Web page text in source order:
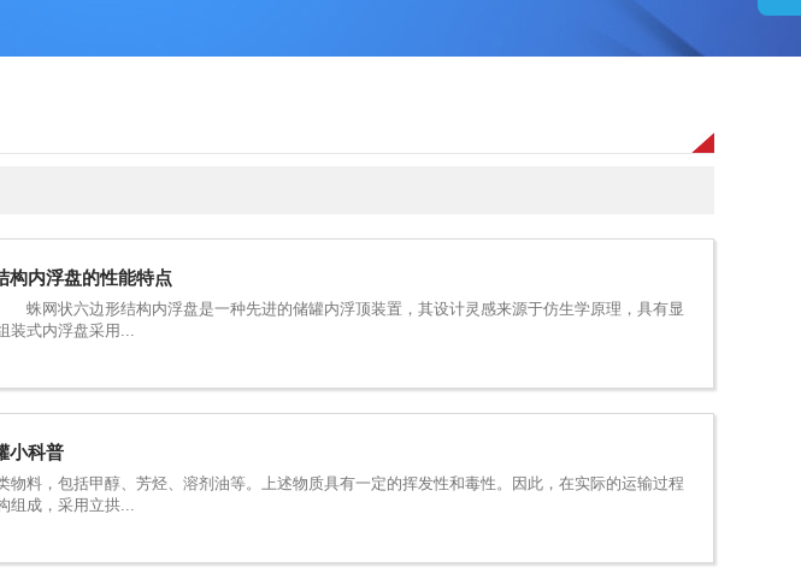
构内浮盘的性能特点
网状六边形结构内浮盘是一种先进的储罐内浮顶装置，其设计灵感来源于仿生学原理，具有显
装式内浮盘采用...
小科普
料，包括甲醇、芳烃、溶剂油等。上述物质具有一定的挥发性和毒性。因此，在实际的运输过程
组成，采用立拱...